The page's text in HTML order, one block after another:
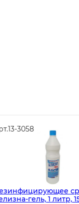
13-3058
гель, 1 литр,